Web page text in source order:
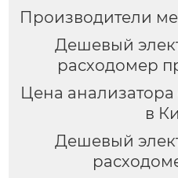
Производители
Дешевый
расходомер
Цена анализатора
в
Дешевый